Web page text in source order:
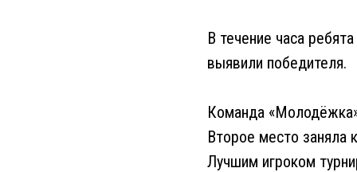
В течение часа
выявили победителя.
Команда
Второе место заняла
Лучшим игроком